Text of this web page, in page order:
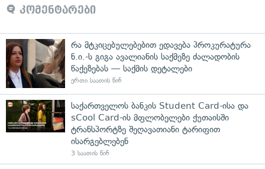
კომენტარები
რა მტკიცებულებებით ედავება პროკურატურა
ნ.ი.-ს გიგა ავალიანის საქმეზე ძალადობის
წაქეზებას — საქმის დეტალები
ერთი საათის წინ
საქართველოს ბანკის Student Card-ისა და
sCool Card-ის მფლობელები ქუთაისში
ტრანსპორტზე შეღავათიანი ტარიფით
ისარგებლებენ
3 საათის წინ